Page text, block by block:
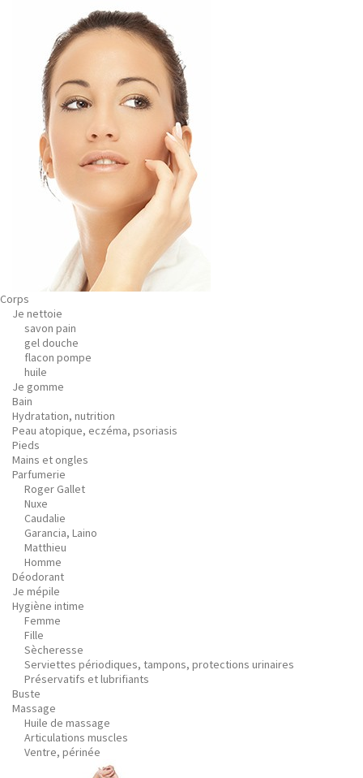
Corps
Je nettoie
savon pain
gel douche
flacon pompe
huile
Je gomme
Bain
Hydratation, nutrition
Peau atopique, eczéma, psoriasis
Pieds
Mains et ongles
Parfumerie
Roger Gallet
Nuxe
Caudalie
Garancia, Laino
Matthieu
Homme
Déodorant
Je mépile
Hygiène intime
Femme
Fille
Sècheresse
Serviettes périodiques, tampons, protections urinaires
Préservatifs et lubrifiants
Buste
Massage
Huile de massage
Articulations muscles
Ventre, périnée